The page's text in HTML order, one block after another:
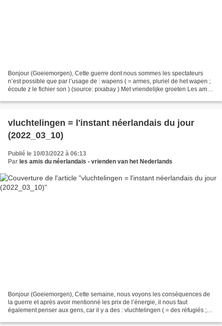
Bonjour (Goeiemorgen), Cette guerre dont nous sommes les spectateurs
n’est possible que par l’usage de : wapens ( = armes, pluriel de het wapen ;
écoute z le fichier son ) (source: pixabay ) Met vriendelijke groeten Les amis
vluchtelingen = l'instant néerlandais du jour
(2022_03_10)
Publié le 10/03/2022 à 06:13
Par les amis du néerlandais - vrienden van het Nederlands
Bonjour (Goeiemorgen), Cette semaine, nous voyons les conséquences de
la guerre et après avoir mentionné les prix de l’énergie, il nous faut
également penser aux gens, car il y a des : vluchtelingen ( = des réfugiés ;